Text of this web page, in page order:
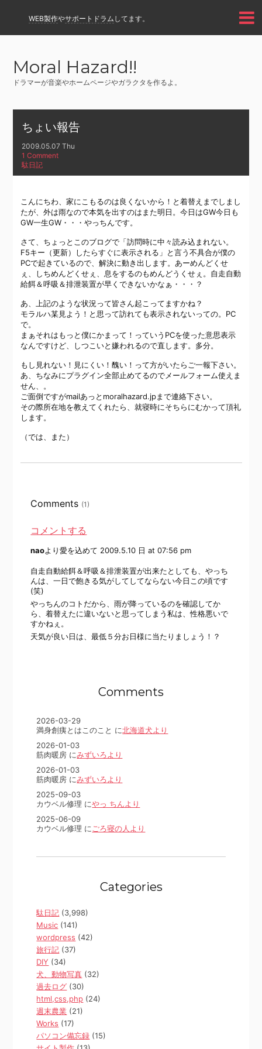
WEB製作やサポートドラム してます。
Moral Hazard!!
ドラマーが音楽やホームページやガラクタを作るよ。
ちょい報告
2009.05.07 Thu
1 Comment
駄日記
こんにちわ、家にこもるのは良くないから！と着替えまでしまし
たが、外は雨なので本気を出すのはまた明日。今日はGW今日も
GW一生GW・・・やっちんです。
さて、ちょっとこのブログで「訪問時に中々読み込まれない。
F5キー（更新）したらすぐに表示される」と言う不具合が僕の
PCで起きているので、解決に動き出します。あーめんどくせ
ぇ、しちめんどくせぇ、息をするのもめんどうくせぇ。自走自動
給餌＆呼吸＆排泄装置が早くできないかなぁ・・・？
あ、上記のような状況って皆さん起こってますかね？
モラルハ某見よう！と思って訪れても表示されないっての。PC
で。
まぁそれはもっと僕にかまって！っていうPCを使った意思表示
なんですけど、しつこいと嫌われるので直します。多分。
もし見れない！見にくい！醜い！って方がいたらご一報下さい。
あ、ちなみにプラグイン全部止めてるのでメールフォーム使えま
せん、。
ご面倒ですがmailあっとmoralhazard.jpまで連絡下さい。
その際所在地を教えてくれたら、就寝時にそちらにむかって頂礼
します。
（では、また）
Comments (1)
コメントする
naoより愛を込めて 2009.5.10 日 at 07:56 pm
自走自動給餌＆呼吸＆排泄装置が出来たとしても、やっち
んは、一日で飽きる気がしてしてならない今日この頃です
(笑)
やっちんのコトだから、雨が降っているのを確認してか
ら、着替えたに違いないと思ってしまう私は、性格悪いで
すかねぇ。
天気が良い日は、最低５分お日様に当たりましょう！？
Comments
2026-03-29
満身創痍とはこのこと に北海道犬より
2026-01-03
筋肉暖房 にみずいろより
2026-01-03
筋肉暖房 にみずいろより
2025-09-03
カウベル修理 にやっ ちんより
2025-06-09
カウベル修理 に ごろ寝の人より
Categories
駄日記 (3,998)
Music (141)
wordpress (42)
旅行記 (37)
DIY (34)
犬、動物写真 (32)
過去ログ (30)
html,css,php (24)
週末農業 (21)
Works (17)
パソコン備忘録 (15)